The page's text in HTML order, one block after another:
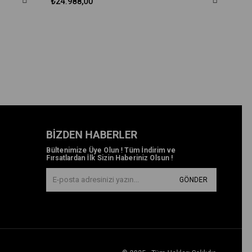
BIZDEN HABERLER
Bültenimize Üye Olun ! Tüm İndirim ve
Fırsatlardan İlk Sizin Haberiniz Olsun !
GÖNDER